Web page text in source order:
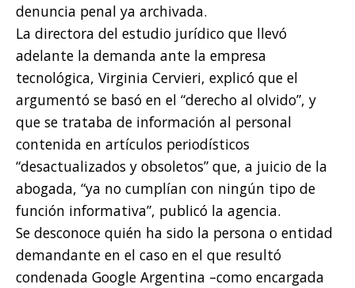
denuncia penal ya archivada.
La directora del estudio jurídico que llevó
adelante la demanda ante la empresa
tecnológica, Virginia Cervieri, explicó que el
argumentó se basó en el “derecho al olvido”, y
que se trataba de información al personal
contenida en artículos periodísticos
“desactualizados y obsoletos” que, a juicio de la
abogada, “ya no cumplían con ningún tipo de
función informativa”, publicó la agencia.
Se desconoce quién ha sido la persona o entidad
demandante en el caso en el que resultó
condenada Google Argentina –como encargada